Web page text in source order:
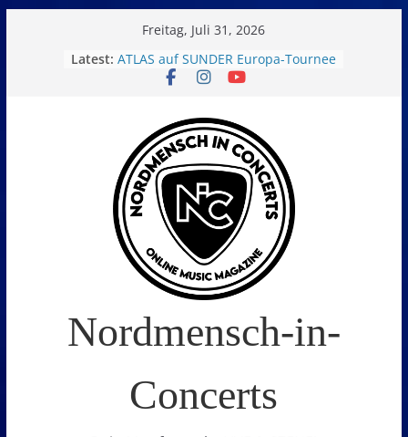
Freitag, Juli 31, 2026
Latest: ATLAS auf SUNDER Europa-Tournee
Oelde Open Air 2026
Metal und Camping in
Freißenbüttel (Ausverkauft!)
FEED THE SICKNESS im Interview
I Prevail – Violent Nature Europe
Tour
Nordmensch-in-
Concerts